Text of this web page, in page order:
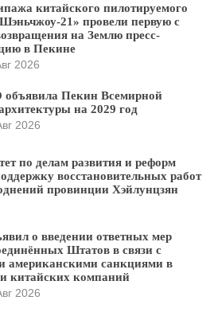
китайского пилотируемого
21» провели первую с
на Землю пресс-
в Пекине
2026
Пекин Всемирной
на 2029 год
2026
по делам развития и реформ
восстановительных работ
провинции Хэйлунцзян
о введении ответных мер
Штатов в связи с
американскими санкциями в
китайских компаний
2026